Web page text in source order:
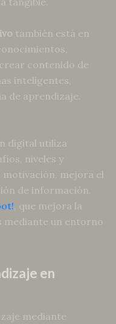
también está en
contenido de
inteligentes,
de aprendizaje.
digital utiliza
niveles y
motivación, mejora el
de información.
, que mejora la
mediante un entorno
en
mediante